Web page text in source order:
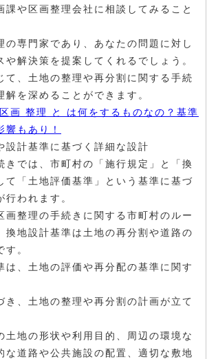
課や区画整理会社に相談してみること
の専門家であり、あなたの問題に対し
や解決策を提案してくれるでしょう。
て、土地の整理や再分割に関する手続
解を深めることができます。
画 整理 と は何をするものなの？基準
もあり！
設計基準に基づく詳細な設計
きでは、市町村の「施行規定」と「換
て「土地評価基準」という基準に基づ
行われます。
画整理の手続きに関する市町村のルー
換地設計基準は土地の再分割や道路の
。
は、土地の評価や再分配の基準に関す
き、土地の整理や再分割の計画が立て
土地の形状や利用目的、周辺の環境な
な道路や公共施設の配置、適切な敷地